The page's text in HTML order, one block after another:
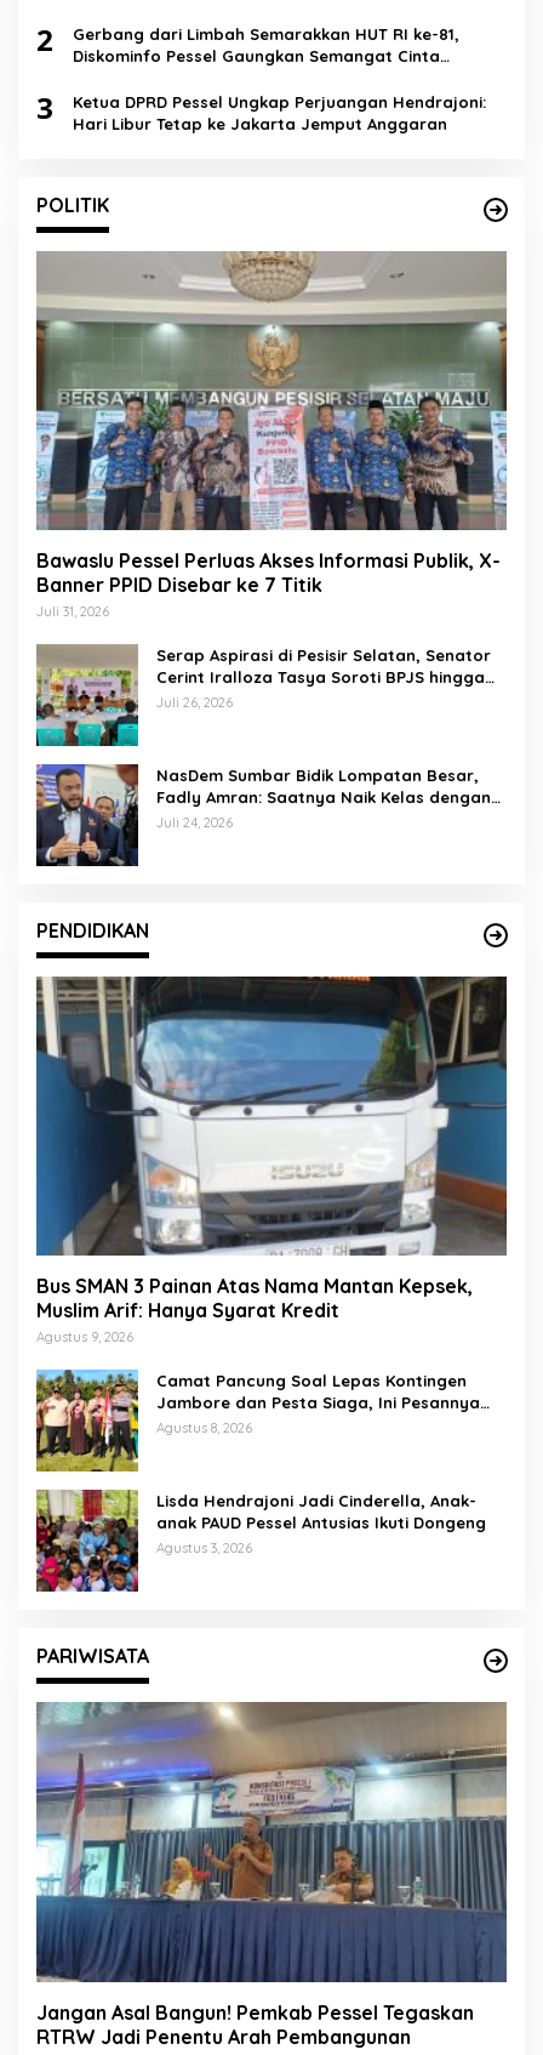
2
Gerbang dari Limbah Semarakkan HUT RI ke-81,
Diskominfo Pessel Gaungkan Semangat Cinta
3
Ketua DPRD Pessel Ungkap Perjuangan Hendrajoni:
Hari Libur Tetap ke Jakarta Jemput Anggaran
POLITIK
Bawaslu Pessel Perluas Akses Informasi Publik, X-
Banner PPID Disebar ke 7 Titik
Juli 31, 2026
Serap Aspirasi di Pesisir Selatan, Senator
Cerint Iralloza Tasya Soroti BPJS hingga
Kurikulum Merdeka
Juli 26, 2026
NasDem Sumbar Bidik Lompatan Besar,
Fadly Amran: Saatnya Naik Kelas dengan
Kader Berkualitas
Juli 24, 2026
PENDIDIKAN
Bus SMAN 3 Painan Atas Nama Mantan Kepsek,
Muslim Arif: Hanya Syarat Kredit
Agustus 9, 2026
Camat Pancung Soal Lepas Kontingen
Jambore dan Pesta Siaga, Ini Pesannya
kepada Peserta
Agustus 8, 2026
Lisda Hendrajoni Jadi Cinderella, Anak-
anak PAUD Pessel Antusias Ikuti Dongeng
Agustus 3, 2026
PARIWISATA
Jangan Asal Bangun! Pemkab Pessel Tegaskan
RTRW Jadi Penentu Arah Pembangunan